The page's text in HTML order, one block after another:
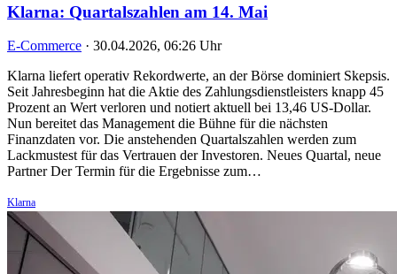
Klarna: Quartalszahlen am 14. Mai
E-Commerce · 30.04.2026, 06:26 Uhr
Klarna liefert operativ Rekordwerte, an der Börse dominiert Skepsis.
Seit Jahresbeginn hat die Aktie des Zahlungsdienstleisters knapp 45
Prozent an Wert verloren und notiert aktuell bei 13,46 US-Dollar.
Nun bereitet das Management die Bühne für die nächsten
Finanzdaten vor. Die anstehenden Quartalszahlen werden zum
Lackmustest für das Vertrauen der Investoren. Neues Quartal, neue
Partner Der Termin für die Ergebnisse zum…
Klarna